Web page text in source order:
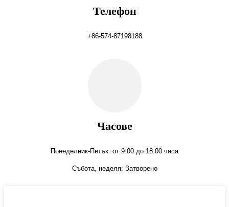
Телефон
+86-574-87198188
Часове
Понеделник-Петък: от 9:00 до 18:00 часа
Събота, неделя: Затворено